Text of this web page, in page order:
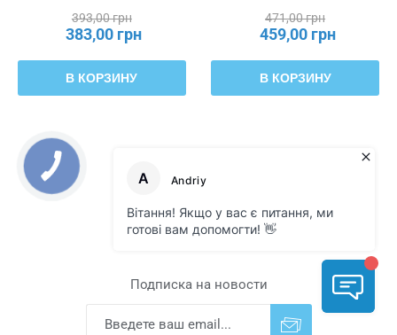
393,00 грн
383,00 грн
В КОРЗИНУ
471,00 грн
459,00 грн
В КОРЗИНУ
Подписка на новости